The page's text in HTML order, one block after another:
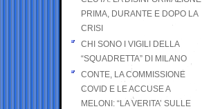
PRIMA, DURANTE E DOPO LA
CRISI
CHI SONO I VIGILI DELLA
“SQUADRETTA” DI MILANO
CONTE, LA COMMISSIONE
COVID E LE ACCUSE A
MELONI: “LA VERITA’ SULLE